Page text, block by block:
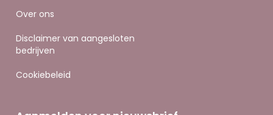
Over ons
Disclaimer van aangesloten
bedrijven
Cookiebeleid